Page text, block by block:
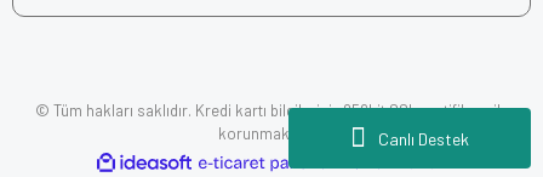
Canlı Destek
© Tüm hakları saklıdır. Kredi kartı bilgileriniz 256bit SSL sertifikası ile
korunmaktadır.
ideasoft